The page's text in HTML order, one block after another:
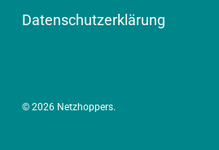
Datenschutzerklärung
© 2026 Netzhoppers.